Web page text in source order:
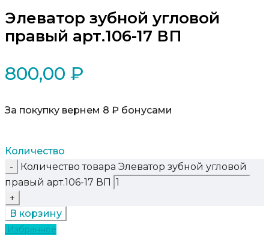
Элеватор зубной угловой
правый арт.106-17 ВП
800,00 ₽
За покупку вернем 8 ₽ бонусами
Количество
Количество товара Элеватор зубной угловой
правый арт.106-17 ВП
В корзину
Избранное